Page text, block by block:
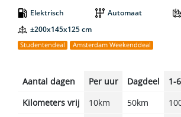
Elektrisch Automaat
±200x145x125 cm
Studentendeal Amsterdam Weekenddeal
Aantal dagen Per uur Dagdeel 1-
Kilometers vrij
10km 50km